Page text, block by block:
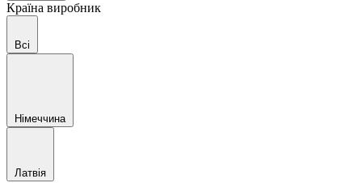
Країна виробник
Всі
Німеччина
Латвія